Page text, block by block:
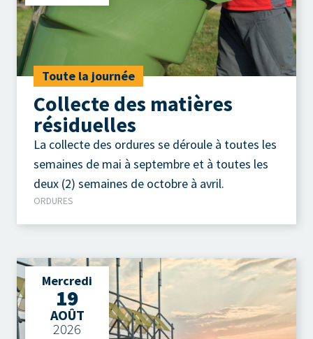
Toute la journée
Collecte des matières
résiduelles
La collecte des ordures se déroule à toutes les
semaines de mai à septembre et à toutes les
deux (2) semaines de octobre à avril.
ORDURES
Mercredi
19
AOÛT
2026